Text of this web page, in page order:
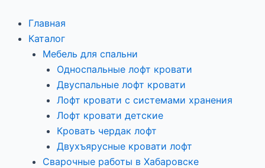
Главная
Каталог
Мебель для спальни
Односпальные лофт кровати
Двуспальные лофт кровати
Лофт кровати с системами хранения
Лофт кровати детские
Кровать чердак лофт
Двухъярусные кровати лофт
Сварочные работы в Хабаровске